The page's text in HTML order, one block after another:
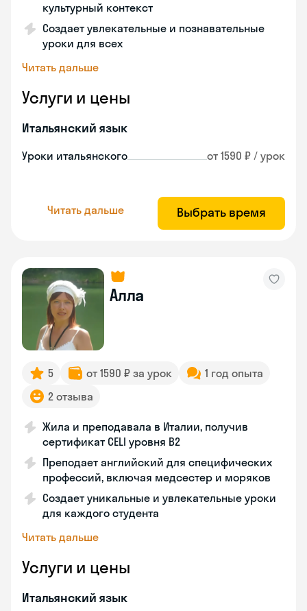
культурный контекст
Создает увлекательные и познавательные
уроки для всех
Читать дальше
Услуги и цены
Итальянский язык
Уроки итальянского от 1590 ₽ / урок
Читать дальше Выбрать время
Алла
5 от 1590 ₽ за урок
1 год опыта
2 отзыва
Жила и преподавала в Италии, получив
сертификат CELI уровня В2
Преподает английский для специфических
профессий, включая медсестер и моряков
Создает уникальные и увлекательные уроки
для каждого студента
Читать дальше
Услуги и цены
Итальянский язык